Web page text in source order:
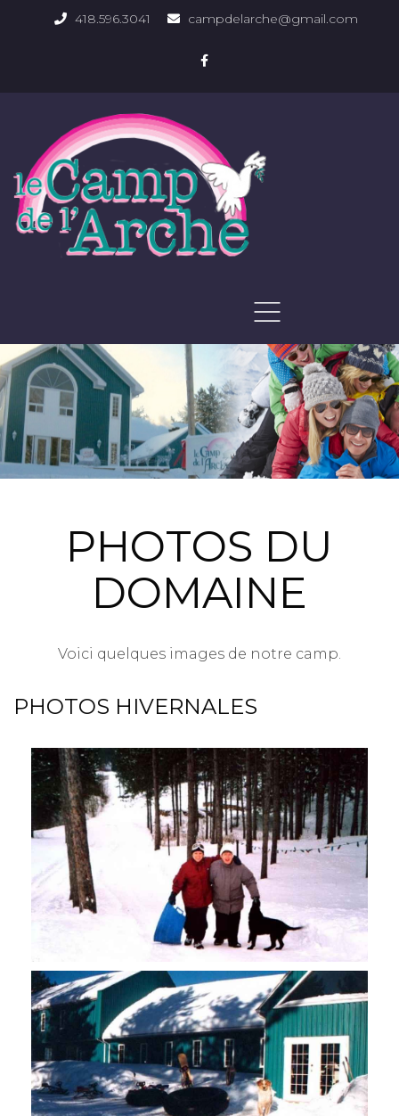
418.596.3041 campdelarche@gmail.com
PHOTOS DU DOMAINE
PHOTOS DU
DOMAINE
Voici quelques images de notre camp.
PHOTOS HIVERNALES